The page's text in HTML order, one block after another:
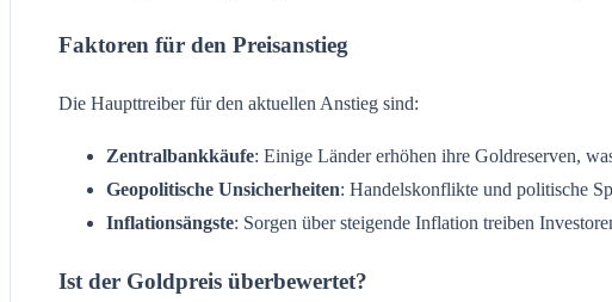
Faktoren für den Preisanstieg
Die Haupttreiber für den aktuellen Anstieg sind:
Zentralbankkäufe: Einige Länder erhöhen ihre Goldreserven,
Geopolitische Unsicherheiten: Handelskonflikte und politische
Inflationsängste: Sorgen über steigende Inflation treiben
Ist der Goldpreis überbewertet?